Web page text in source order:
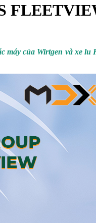
của Wirtgen và xe